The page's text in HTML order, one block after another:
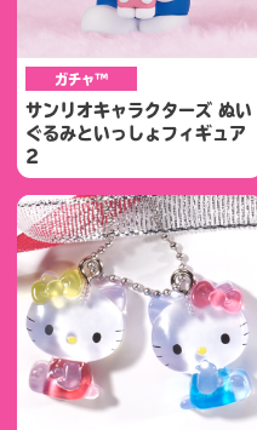
ガチャ™
サンリオキャラクターズ ぬい
ぐるみといっしょフィギュア
2